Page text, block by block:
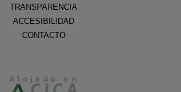
TRANSPARENCIA
ACCESIBILIDAD
CONTACTO